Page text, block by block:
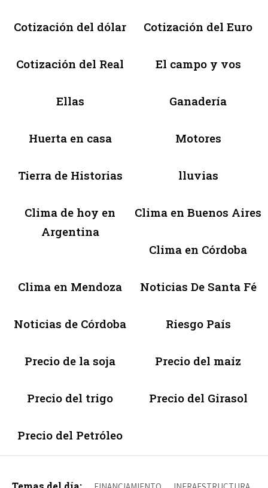
Cotización del dólar Cotización del Euro
Cotización del Real El campo y vos
Ellas Ganadería
Huerta en casa Motores
Tierra de Historias lluvias
Clima de hoy en
Argentina
Clima en Buenos Aires
Clima en Córdoba
Clima en Mendoza Noticias De Santa Fé
Noticias de Córdoba Riesgo País
Precio de la soja Precio del maíz
Precio del trigo Precio del Girasol
Precio del Petróleo